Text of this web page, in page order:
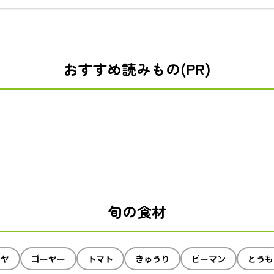
おすすめ読みもの(PR)
旬の食材
ゴーヤー トマト きゅうり ピーマン とう